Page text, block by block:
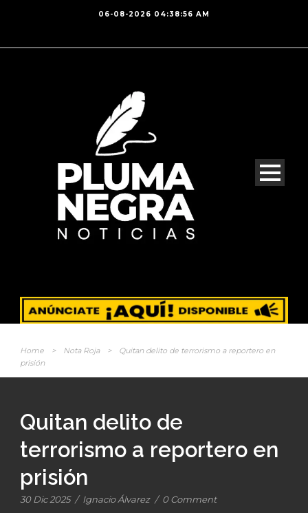
06-08-2026 04:38:56 AM
Home > Nota Roja >
Quitan delito de terrorismo a reportero en
prisión
Quitan delito de
terrorismo a reportero en
prisión
30 Dic 2025 / Ignacio Álvarez / 0 Comment